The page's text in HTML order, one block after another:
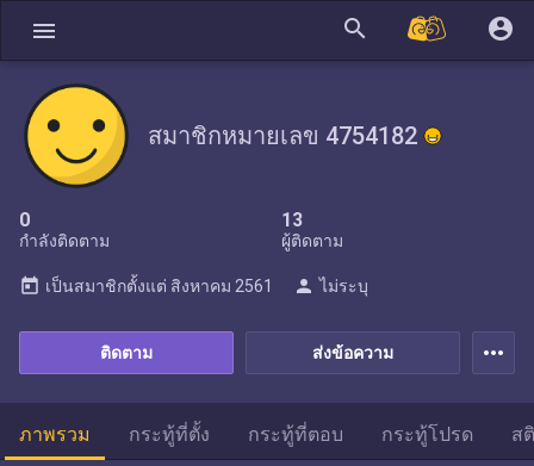
menu search account_circle
สมาชิกหมายเลข 4754182
0
กำลังติดตาม
13
ผู้ติดตาม
ส่งข้อความ
ติดตาม
today เป็นสมาชิกตั้งแต่ สิงหาคม 2561 person ไม่ระบุ
more_horiz
ภาพรวม กระทู้ที่ตั้ง กระทู้ที่ตอบ กระทู้โปรด ส